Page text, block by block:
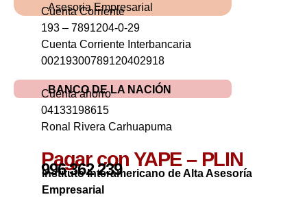
Asesoria Empresarial
Cuenta Corriente
193 – 7891204-0-29
Cuenta Corriente Interbancaria
00219300789120402918
BANCO DE LA NACIÓN
Cuenta ahorro
04133198615
Ronal Rivera Carhuapuma
Pagar con YAPE – PLIN
996 362 239
Instituto Interamericano de Alta Asesoría
Empresarial